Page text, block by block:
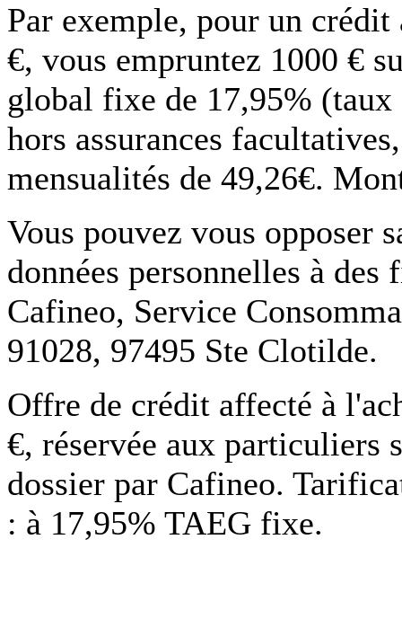
Par exemple, pour un
€, vous empruntez 1000 €
global fixe de 17,95%
hors assurances
mensualités de 49,26€.
Vous pouvez vous opposer
données personnelles à
Cafineo, Service
91028, 97495 Ste Clotilde.
Offre de crédit affecté à
€, réservée aux particuliers
dossier par Cafineo.
: à 17,95% TAEG fixe.